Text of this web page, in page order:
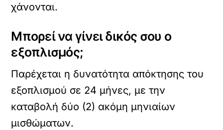
χάνονται.
Μπορεί να γίνει δικός σου ο
εξοπλισμός;
Παρέχεται η δυνατότητα απόκτησης του
εξοπλισμού σε 24 μήνες, με την
καταβολή δύο (2) ακόμη μηνιαίων
μισθώματων.